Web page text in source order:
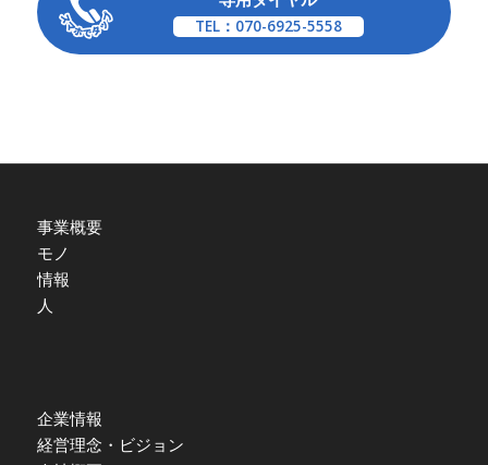
TEL：070-6925-5558
事業概要
モノ
情報
人
企業情報
経営理念・ビジョン